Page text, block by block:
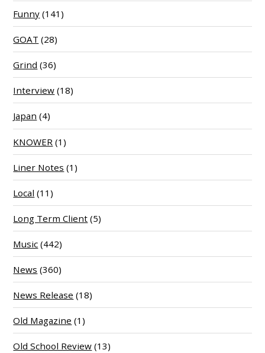
Funny (141)
GOAT (28)
Grind (36)
Interview (18)
Japan (4)
KNOWER (1)
Liner Notes (1)
Local (11)
Long Term Client (5)
Music (442)
News (360)
News Release (18)
Old Magazine (1)
Old School Review (13)